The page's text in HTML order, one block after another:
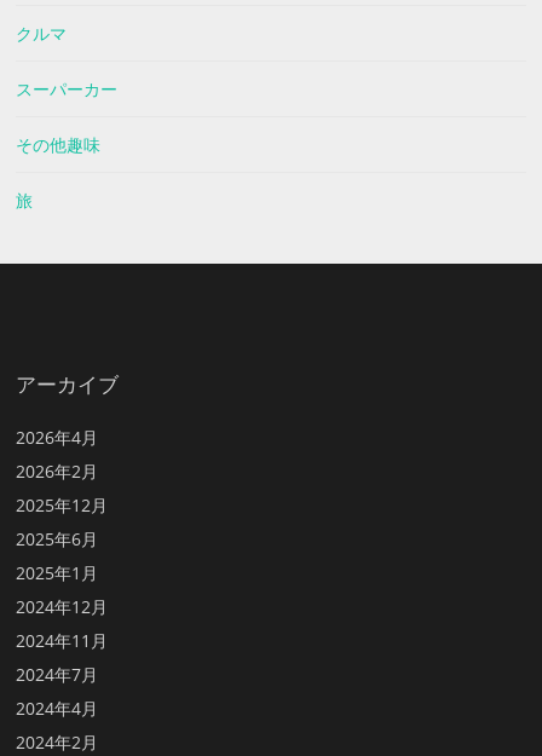
クルマ
スーパーカー
その他趣味
旅
アーカイブ
2026年4月
2026年2月
2025年12月
2025年6月
2025年1月
2024年12月
2024年11月
2024年7月
2024年4月
2024年2月